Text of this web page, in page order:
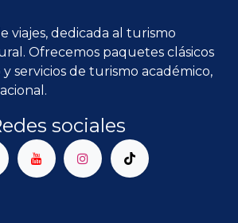
viajes, dedicada al turismo
Ofrecemos paquetes clásicos
servicios de turismo académico,
sociales